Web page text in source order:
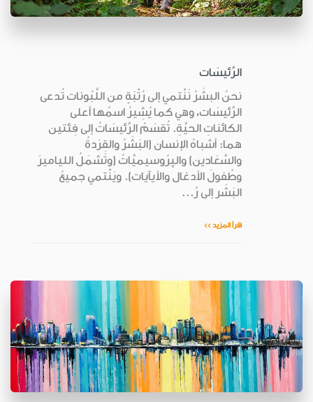
الرَّئيسَات
نحنُ البشَرُ نَنْتمي إلى رُتْبَةٍ من اللَّبُونات تُدعى
الرَّئيسَات، وهي كما يُشِيرُ اسمُها أعلى
الكائناتِ الحيَّةِ. تُقسَمُ الرَّئيسَاتُ إلى فِئتين
هما: أشباهُ الإنسان (البَشَرُ والقِرَدةُ
والسَّعَادين) والپرُوسيميَّاتُ (وتَشمَلُ اللياميرَ
وطُفولَ الأدغال والأيآيات). ويَنْتمي جميعُ
البَشَر إلى رُ...
اقرأ المزيد >>